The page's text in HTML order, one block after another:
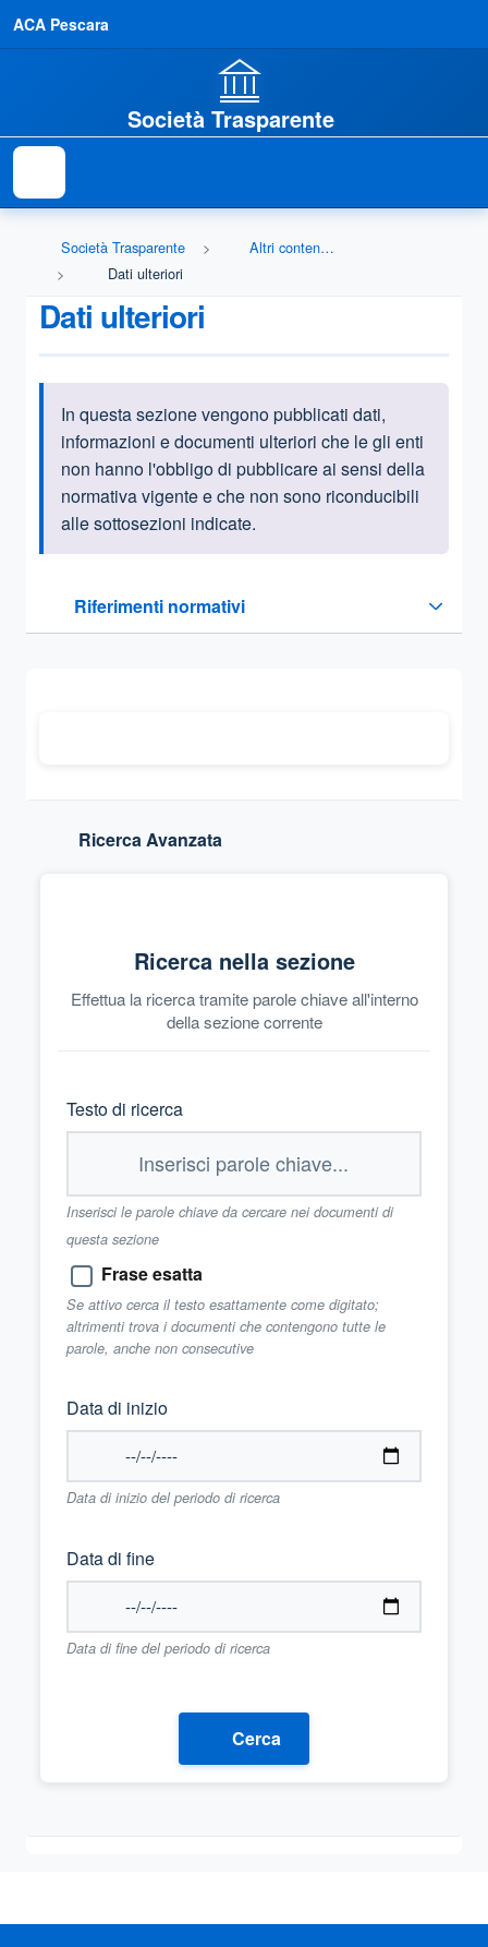
ACA Pescara
Società Trasparente
Società Trasparente
Altri contenuti - Dati ulteriori
Dati ulteriori
Dati ulteriori
Informazioni introduttive
In questa sezione vengono pubblicati dati,
informazioni e documenti ulteriori che le gli enti
non hanno l'obbligo di pubblicare ai sensi della
normativa vigente e che non sono riconducibili
alle sottosezioni indicate.
Riferimenti normativi
Sezione compressa
Ricerca Avanzata
Ricerca nella sezione
Effettua la ricerca tramite parole chiave all'interno
della sezione corrente
Testo di ricerca
Inserisci le parole chiave da cercare nei documenti di
questa sezione
Frase esatta
Se attivo cerca il testo esattamente come digitato;
altrimenti trova i documenti che contengono tutte le
parole, anche non consecutive
Data di inizio
Data di inizio del periodo di ricerca
Data di fine
Data di fine del periodo di ricerca
Cerca